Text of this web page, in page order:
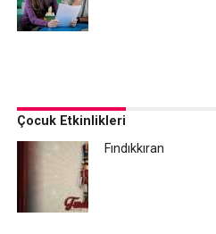
Çocuk Etkinlikleri
Fındıkkıran